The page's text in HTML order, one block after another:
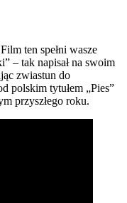
ten spełni wasze
– tak napisał na swoim
zwiastun do
polskim tytułem „Pies”
przyszłego roku.